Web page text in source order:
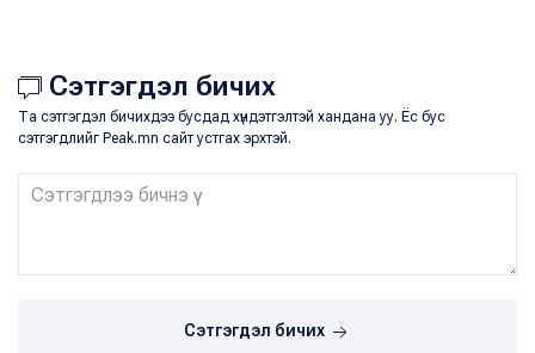
Сэтгэгдэл бичих
Та сэтгэгдэл бичихдээ бусдад хүндэтгэлтэй хандана уу. Ёс бус
сэтгэгдлийг Peak.mn сайт устгах эрхтэй.
Сэтгэгдэл бичих